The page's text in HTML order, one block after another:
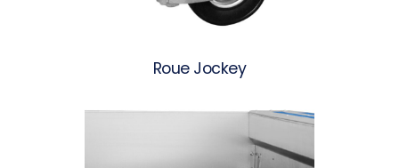
Roue Jockey